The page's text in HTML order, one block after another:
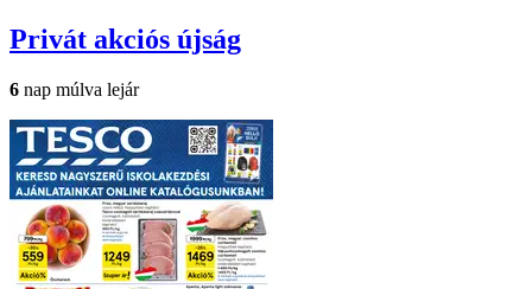
Privát akciós újság
6 nap múlva lejár